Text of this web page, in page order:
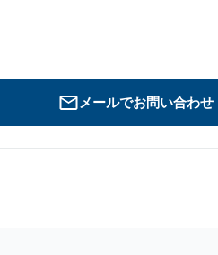
メールでお問い合わせ